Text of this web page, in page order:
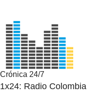
Crónica 24/7
1x24: Radio Colombia